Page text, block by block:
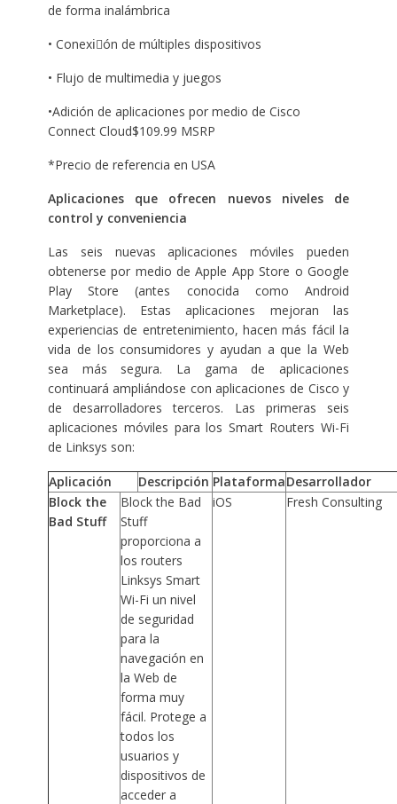
de forma inalámbrica
• Conexiٕón de múltiples dispositivos
• Flujo de multimedia y juegos
•Adición de aplicaciones por medio de Cisco
Connect Cloud$109.99 MSRP
*Precio de referencia en USA
Aplicaciones que ofrecen nuevos niveles de
control y conveniencia
Las seis nuevas aplicaciones móviles pueden
obtenerse por medio de Apple App Store o Google
Play Store (antes conocida como Android
Marketplace). Estas aplicaciones mejoran las
experiencias de entretenimiento, hacen más fácil la
vida de los consumidores y ayudan a que la Web
sea más segura. La gama de aplicaciones
continuará ampliándose con aplicaciones de Cisco y
de desarrolladores terceros. Las primeras seis
aplicaciones móviles para los Smart Routers Wi-Fi
de Linksys son:
Aplicación Descripción PlataformaDesarrollador
Block the
Bad Stuff
Block the Bad
Stuff
proporciona a
los routers
Linksys Smart
Wi-Fi un nivel
de seguridad
para la
navegación en
la Web de
forma muy
fácil. Protege a
todos los
usuarios y
dispositivos de
acceder a
iOS Fresh Consulting